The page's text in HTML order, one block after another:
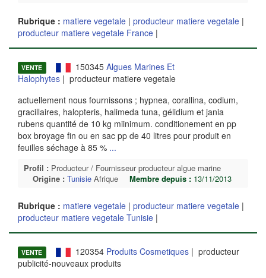
Rubrique : matiere vegetale | producteur matiere vegetale |
producteur matiere vegetale France |
VENTE 150345 Algues Marines Et
Halophytes | producteur matiere vegetale
actuellement nous fournissons ; hypnea, corallina, codium,
gracillaires, halopteris, halimeda tuna, gélidium et jania
rubens quantité de 10 kg miinimum. conditionement en pp
box broyage fin ou en sac pp de 40 litres pour produit en
feuilles séchage à 85 % ...
Profil : Producteur / Fournisseur producteur algue marine
Origine : Tunisie Afrique Membre depuis : 13/11/2013
Rubrique : matiere vegetale | producteur matiere vegetale |
producteur matiere vegetale Tunisie |
VENTE 120354 Produits Cosmetiques| producteur
publicité-nouveaux produits